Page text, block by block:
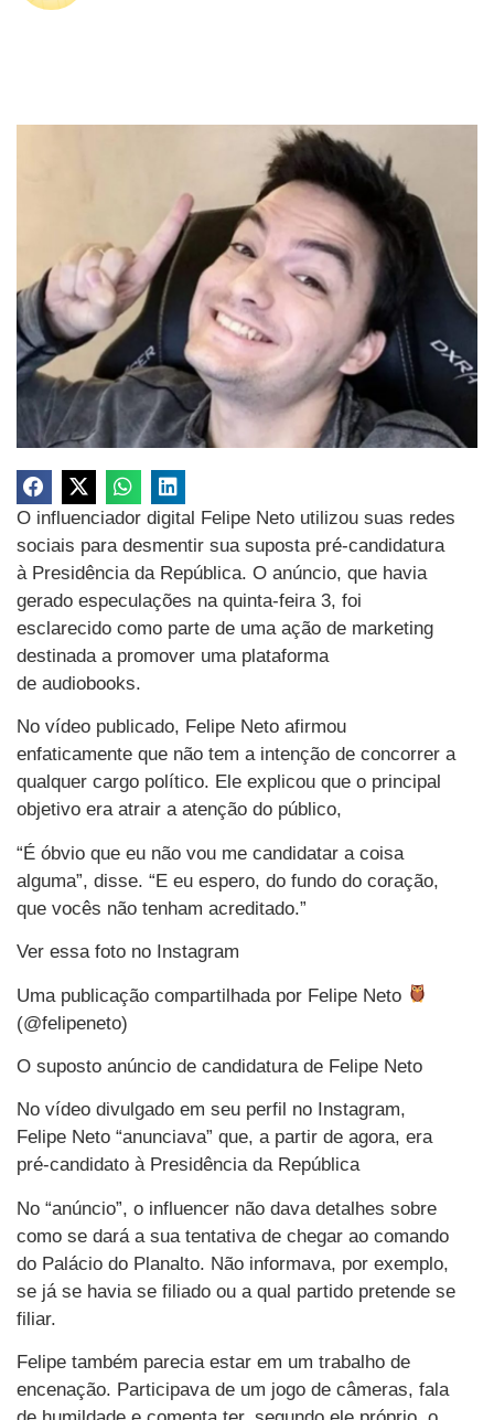
O influenciador digital Felipe Neto utilizou suas redes
sociais para desmentir sua suposta pré-candidatura
à Presidência da República. O anúncio, que havia
gerado especulações na quinta-feira 3, foi
esclarecido como parte de uma ação de marketing
destinada a promover uma plataforma
de audiobooks.
No vídeo publicado, Felipe Neto afirmou
enfaticamente que não tem a intenção de concorrer a
qualquer cargo político. Ele explicou que o principal
objetivo era atrair a atenção do público,
“É óbvio que eu não vou me candidatar a coisa
alguma”, disse. “E eu espero, do fundo do coração,
que vocês não tenham acreditado.”
Ver essa foto no Instagram
Uma publicação compartilhada por Felipe Neto
(@felipeneto)
O suposto anúncio de candidatura de Felipe Neto
No vídeo divulgado em seu perfil no Instagram,
Felipe Neto “anunciava” que, a partir de agora, era
pré-candidato à Presidência da República
No “anúncio”, o influencer não dava detalhes sobre
como se dará a sua tentativa de chegar ao comando
do Palácio do Planalto. Não informava, por exemplo,
se já se havia se filiado ou a qual partido pretende se
filiar.
Felipe também parecia estar em um trabalho de
encenação. Participava de um jogo de câmeras, fala